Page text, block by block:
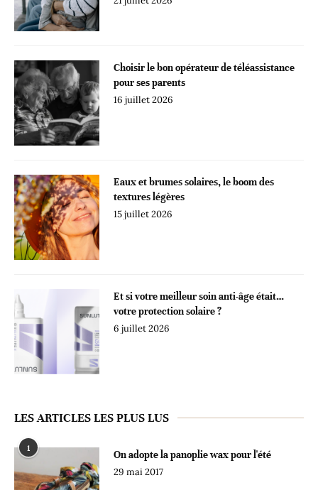
Choisir le bon opérateur de téléassistance
pour ses parents
16 juillet 2026
Eaux et brumes solaires, le boom des
textures légères
15 juillet 2026
Et si votre meilleur soin anti-âge était…
votre protection solaire ?
6 juillet 2026
LES ARTICLES LES PLUS LUS
1
On adopte la panoplie wax pour l'été
29 mai 2017